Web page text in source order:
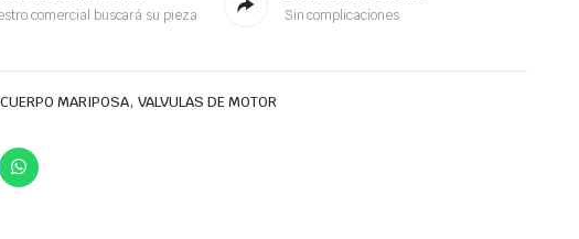
comercial buscará su pieza Sin complicaciones
CUERPO MARIPOSA, VALVULAS DE MOTOR